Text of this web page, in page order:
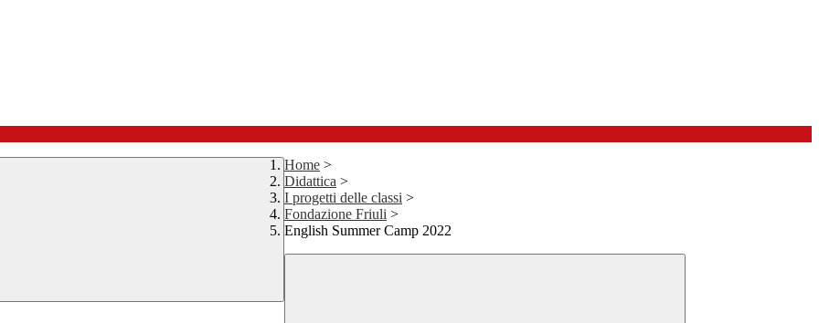
Home >
Didattica >
I progetti delle classi >
Fondazione Friuli >
English Summer Camp 2022